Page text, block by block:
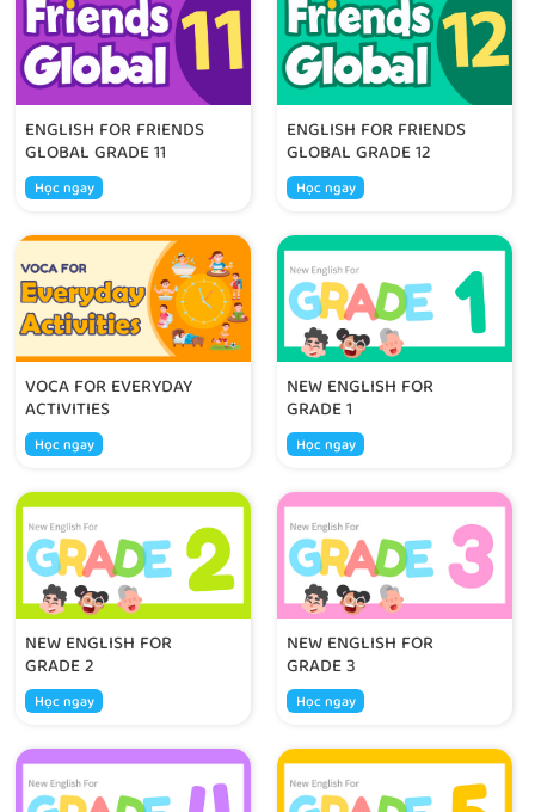
ENGLISH FOR FRIENDS
GLOBAL GRADE 11
Học ngay
ENGLISH FOR FRIENDS
GLOBAL GRADE 12
Học ngay
VOCA FOR EVERYDAY
ACTIVITIES
Học ngay
NEW ENGLISH FOR
GRADE 1
Học ngay
NEW ENGLISH FOR
GRADE 2
Học ngay
NEW ENGLISH FOR
GRADE 3
Học ngay